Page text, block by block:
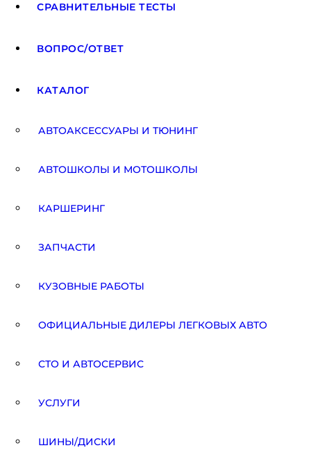
СРАВНИТЕЛЬНЫЕ ТЕСТЫ
ВОПРОС/ОТВЕТ
КАТАЛОГ
АВТОАКCЕССУАРЫ И ТЮНИНГ
АВТОШКОЛЫ И МОТОШКОЛЫ
КАРШЕРИНГ
ЗАПЧАСТИ
КУЗОВНЫЕ РАБОТЫ
ОФИЦИАЛЬНЫЕ ДИЛЕРЫ ЛЕГКОВЫХ АВТО
СТО И АВТОСЕРВИС
УСЛУГИ
ШИНЫ/ДИСКИ